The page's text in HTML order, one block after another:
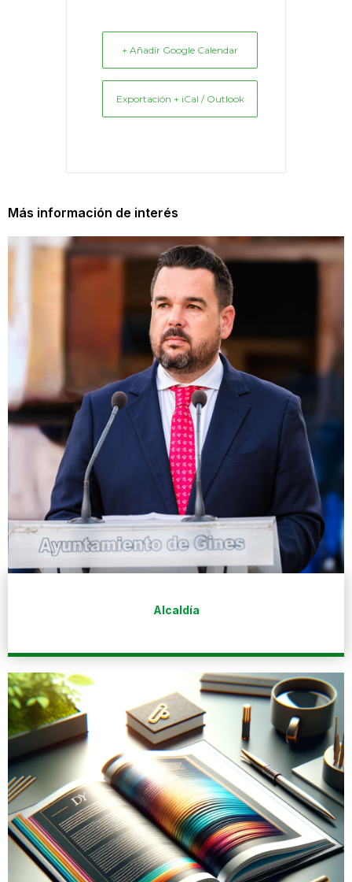
+ Añadir Google Calendar
Exportación + iCal / Outlook
Más información de interés
Alcaldía